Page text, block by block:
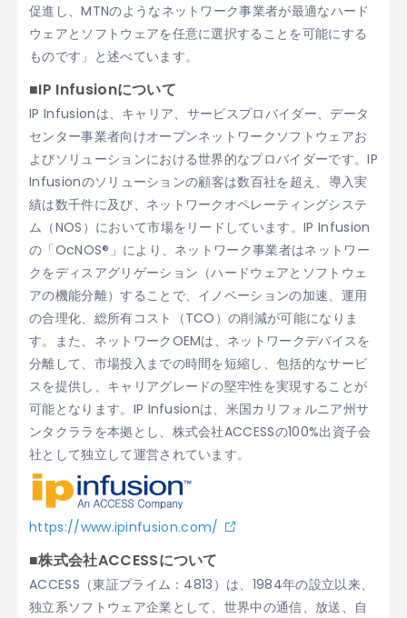
促進し、MTNのようなネットワーク事業者が最適なハード
ウェアとソフトウェアを任意に選択することを可能にする
ものです」と述べています。
■IP Infusionについて
IP Infusionは、キャリア、サービスプロバイダー、データ
センター事業者向けオープンネットワークソフトウェアお
よびソリューションにおける世界的なプロバイダーです。IP
Infusionのソリューションの顧客は数百社を超え、導入実
績は数千件に及び、ネットワークオペレーティングシステ
ム（NOS）において市場をリードしています。IP Infusion
の「OcNOS®」により、ネットワーク事業者はネットワー
クをディスアグリゲーション（ハードウェアとソフトウェ
アの機能分離）することで、イノベーションの加速、運用
の合理化、総所有コスト（TCO）の削減が可能になりま
す。また、ネットワークOEMは、ネットワークデバイスを
分離して、市場投入までの時間を短縮し、包括的なサービ
スを提供し、キャリアグレードの堅牢性を実現することが
可能となります。IP Infusionは、米国カリフォルニア州サ
ンタクララを本拠とし、株式会社ACCESSの100%出資子会
社として独立して運営されています。
https://www.ipinfusion.com/
■株式会社ACCESSについて
ACCESS（東証プライム：4813）は、1984年の設立以来、
独立系ソフトウェア企業として、世界中の通信、放送、自